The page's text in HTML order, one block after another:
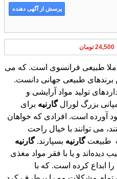
طبیعی فرانسوی است. که می
برندهای طبیعی جهانی دانست.
تولید مواد آرایشی و
بزرگ لورالگارنیه برای
آورده است. افرادی که خواهان
می توانند با خیال راحت
طبیعت گارنیه بسپارند.
گارنیه
دیده‌اند و یا با فقر مواد مغذی
را ابداع کرده است. که با
تمام مشکلات مو را برطرف کرد.
روغن آرگان، شی باتر،